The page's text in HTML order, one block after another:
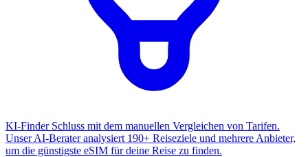
KI-Finder Schluss mit dem manuellen Vergleichen von Tarifen.
Unser AI-Berater analysiert 190+ Reiseziele und mehrere Anbieter,
um die günstigste eSIM für deine Reise zu finden.